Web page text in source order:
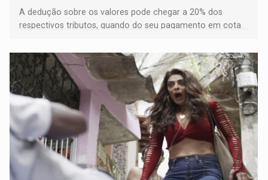
A dedução sobre os valores pode chegar a 20% dos
respectivos tributos, quando do seu pagamento em cota